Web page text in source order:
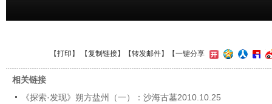
【打印 】 【复制链接】【转发邮件】 【一键分享
相关链接
《探索·发现》朔方盐州（一）：沙海古墓2010.10.25